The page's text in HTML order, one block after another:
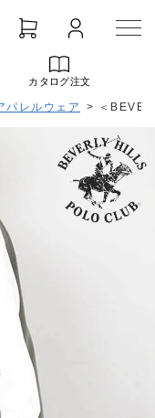
カタログ注文
パレルウェア > ＜